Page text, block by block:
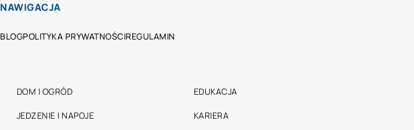
NAWIGACJA
BLOGPOLITYKA PRYWATNOŚCIREGULAMIN
DOM I OGRÓD EDUKACJA
JEDZENIE I NAPOJE KARIERA